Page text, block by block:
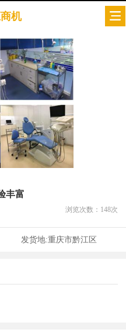
机
丰富
浏览次数： 148次
发货地:重庆市黔江区